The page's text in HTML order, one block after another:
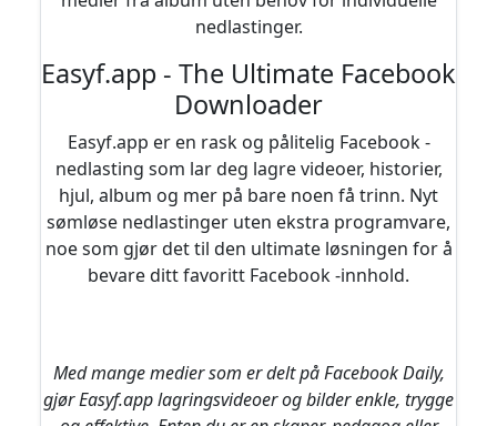
nedlastinger.
Easyf.app - The Ultimate Facebook
Downloader
Easyf.app er en rask og pålitelig Facebook -
nedlasting som lar deg lagre videoer, historier,
hjul, album og mer på bare noen få trinn. Nyt
sømløse nedlastinger uten ekstra programvare,
noe som gjør det til den ultimate løsningen for å
bevare ditt favoritt Facebook -innhold.
Med mange medier som er delt på Facebook Daily,
gjør Easyf.app lagringsvideoer og bilder enkle, trygge